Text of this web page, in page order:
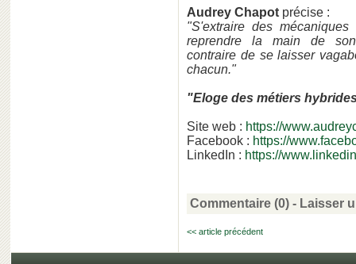
Audrey Chapot précise :
"S'extraire des
reprendre la main de
contraire de se laisser
chacun."
"Eloge des métiers
Site web : https://
Facebook : https://
LinkedIn : https://
Commentaire (0) - Laisser
<< article précédent